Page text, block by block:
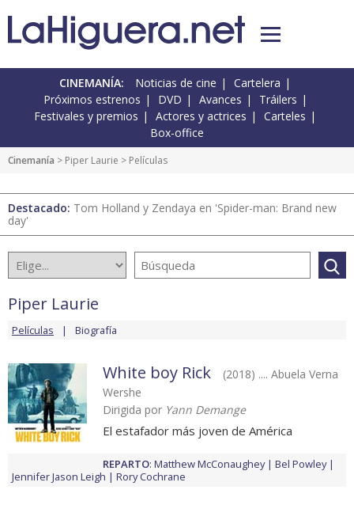
CINEMANÍA: Noticias de cine
Cartelera
Próximos estrenos
DVD Avances
Tráilers
Festivales y premios
Actores y actrices
Carteles
Box-office
Cinemanía > Piper Laurie > Películas
Destacado: Tom Holland y Zendaya en 'Spider-man: Brand new
day'
Piper Laurie
Películas Biografía
White boy Rick
(2018) .... Abuela Verna
Wershe
Dirigida por Yann Demange
El estafador más joven de América
REPARTO: Matthew McConaughey
Bel Powley
Jennifer Jason Leigh
Rory Cochrane